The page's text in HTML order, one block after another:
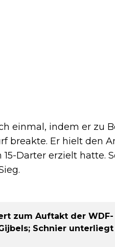
einmal, indem er zu
breakte. Er hielt den
Darter erzielt hatte.
zum Auftakt der WDF-
Schnier unterliegt